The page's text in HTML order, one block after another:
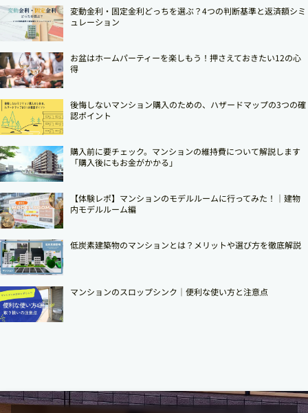
変動金利・固定金利どっちを選ぶ？4つの判断基準と返済額シミ
ュレーション
お盆はホームパーティーを楽しもう！押さえておきたい12の心
得
後悔しないマンション購入のための、ハザードマップの3つの確
認ポイント
購入前に要チェック。マンションの維持費について解説します
「購入後にもお金がかかる」
【体験レポ】マンションのモデルルームに行ってみた！｜建物
内モデルルーム編
低炭素建築物のマンションとは？メリットや選び方を徹底解説
マンションのスロップシンク│便利な使い方と注意点